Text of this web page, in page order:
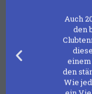
Auch
den
den
Wie
ein